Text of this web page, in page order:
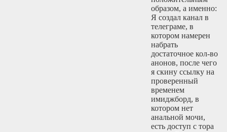
образом, а именно:
Я создал канал в
телеграме, в
котором намерен
набрать
достаточное кол-во
анонов, после чего
я скину ссылку на
проверенный
временем
имиджборд, в
котором нет
анальной мочи,
есть доступ с тора